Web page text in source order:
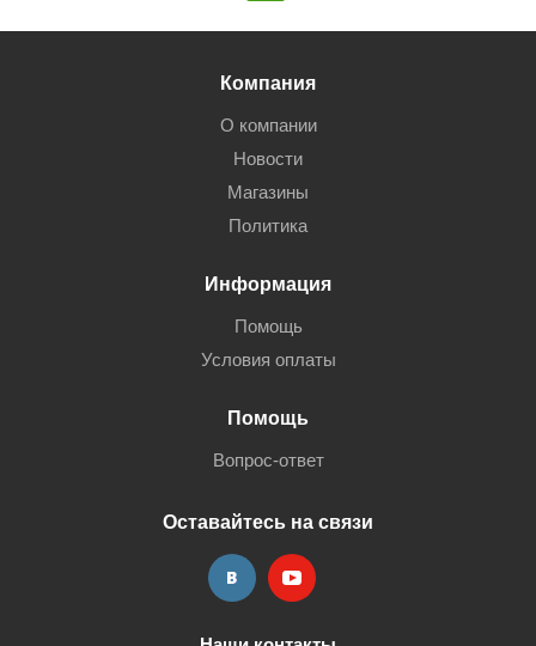
Компания
О компании
Новости
Магазины
Политика
Информация
Помощь
Условия оплаты
Помощь
Вопрос-ответ
Оставайтесь на связи